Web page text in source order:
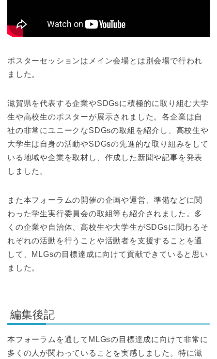
ポスターセッションはメイン会場とは別会場で行われ
ました。
滋賀県を代表する企業やSDGsに積極的に取り組む大学
生や高校生のポスターが展示されました。各企業は自
社の非常にユニークなSDGsの取組を紹介し、高校生や
大学生は自身の活動やSDGsの先進的な取り組みをして
いる地域や企業を取材し、作成した新聞や記事を発表
しました。
また本フォーラムの開催の企画や運営、準備などに関
わった学生実行委員会の取組等も紹介されました。多
くの企業や自治体、高校生や大学生がSDGsに関わるそ
れぞれの活動を行うことや活動者を支援することを通
して、MLGsの目標達成に向けて貢献できていると思い
ました。
編集後記
本フォーラムを通してMLGsの目標達成に向けて非常に
多くの人が関わっていることを実感しました。特に滋